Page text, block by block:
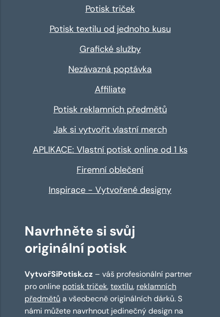
Potisk triček
Potisk textilu od jednoho kusu
Grafické služby
Nezávazná poptávka
Affiliate
Potisk reklamních předmětů
Jak si vytvořit vlastní merch
APLIKACE: Vlastní potisk online od 1 ks
Firemní oblečení
Inspirace - Vytvořené designy
Navrhněte si svůj
originální potisk
VytvořSiPotisk.cz – váš profesionální partner
pro online potisk triček,textilu, reklamních
předmětů a všeobecně originálních dárků. S
námi můžete navrhnout jedinečný design na